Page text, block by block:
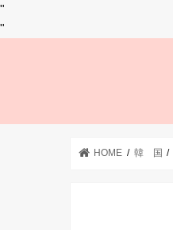
"
"
HOME 韓 国